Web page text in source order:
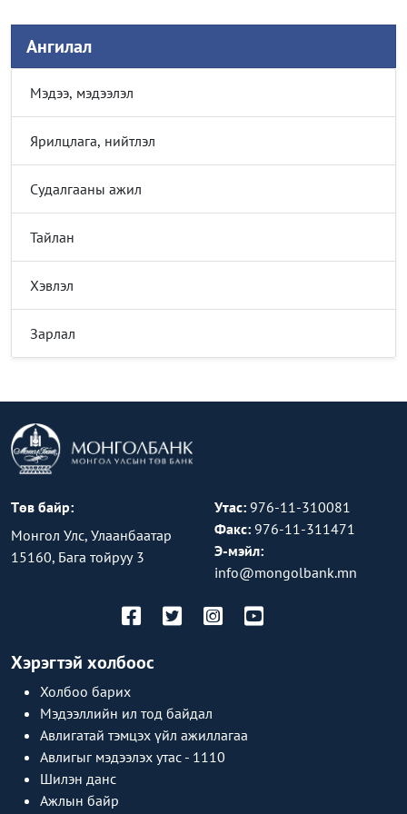
Ангилал
Мэдээ, мэдээлэл
Ярилцлага, нийтлэл
Судалгааны ажил
Тайлан
Хэвлэл
Зарлал
Төв байр:
Монгол Улс, Улаанбаатар
15160, Бага тойруу 3
Утас: 976-11-310081
Факс: 976-11-311471
Э-мэйл:
info@mongolbank.mn
Хэрэгтэй холбоос
Холбоо барих
Мэдээллийн ил тод байдал
Авлигатай тэмцэх үйл ажиллагаа
Авлигыг мэдээлэх утас - 1110
Шилэн данс
Ажлын байр